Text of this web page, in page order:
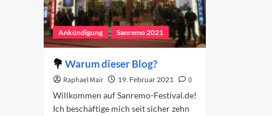
Ankündigung Sanremo 2021
Warum dieser Blog?
Raphael Mair 19. Februar 2021
0
Willkommen auf Sanremo-Festival.de!
Ich beschäftige mich seit sicher zehn